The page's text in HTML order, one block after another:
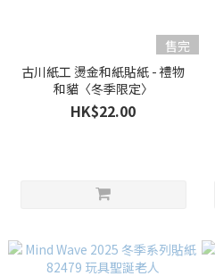
售完
古川紙工 燙金和紙貼紙 - 禮物
和貓〈冬季限定〉
HK$22.00